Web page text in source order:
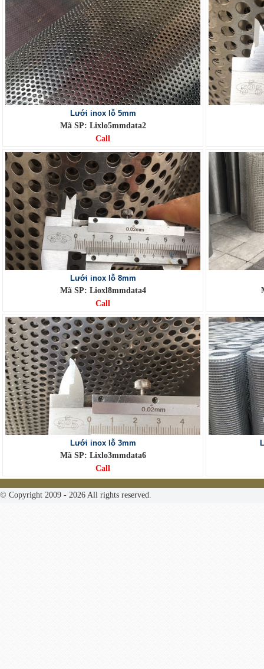
Lưới inox lỗ 5mm
Mã SP: Lixlo5mmdata2
Call
Lưới inox lỗ 8mm
Mã SP: Lioxl8mmdata4
Call
Lưới inox lỗ 3mm
Mã SP: Lixlo3mmdata6
Call
© Copyright 2009 - 2026 All rights reserved.